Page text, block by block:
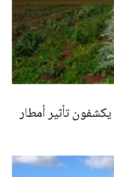
تأثير أمطار